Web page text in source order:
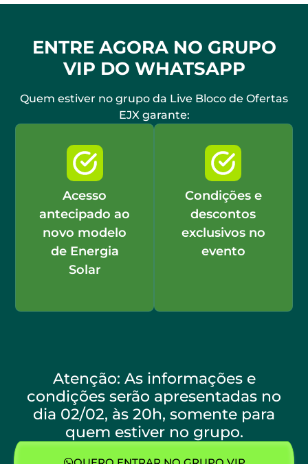
ENTRE AGORA NO GRUPO
VIP DO WHATSAPP
Quem estiver no grupo da Live Bloco de Ofertas
EJX garante:
Acesso
antecipado ao
novo modelo
de Energia
Solar
Condições e
descontos
exclusivos no
evento
Atenção: As informações e
condições serão apresentadas no
dia 02/02, às 20h, somente para
quem estiver no grupo.